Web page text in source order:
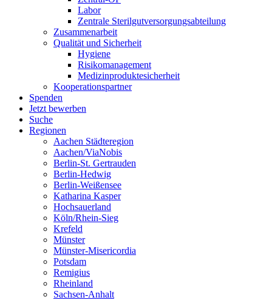
Labor
Zentrale Sterilgutversorgungsabteilung
Zusammenarbeit
Qualität und Sicherheit
Hygiene
Risikomanagement
Medizinproduktesicherheit
Kooperationspartner
Spenden
Jetzt bewerben
Suche
Regionen
Aachen Städteregion
Aachen/ViaNobis
Berlin-St. Gertrauden
Berlin-Hedwig
Berlin-Weißensee
Katharina Kasper
Hochsauerland
Köln/Rhein-Sieg
Krefeld
Münster
Münster-Misericordia
Potsdam
Remigius
Rheinland
Sachsen-Anhalt